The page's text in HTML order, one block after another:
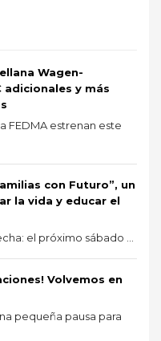
Wagen-
y más
FEDMA estrenan este
con Futuro”, un
la vida y educar el
el próximo sábado ...
Volvemos en
pequeña pausa para